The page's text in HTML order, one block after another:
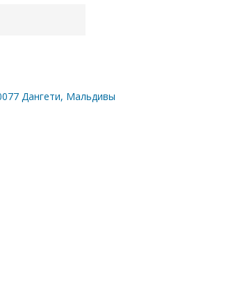
Дангети, Мальдивы